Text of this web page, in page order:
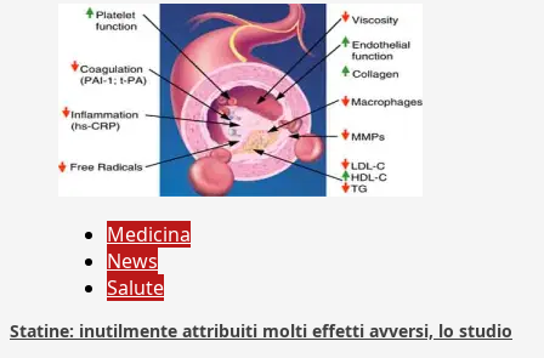
Medicina
News
Salute
Statine: inutilmente attribuiti molti effetti avversi, lo studio